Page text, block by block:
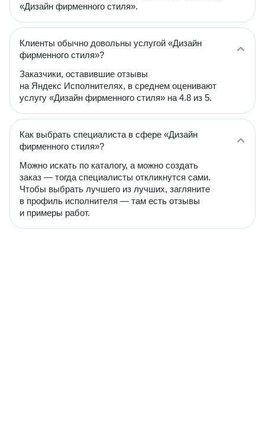
«Дизайн фирменного стиля».
Клиенты обычно довольны услугой «Дизайн
фирменного стиля»?
Заказчики, оставившие отзывы
на Яндекс Исполнителях, в среднем оценивают
услугу «Дизайн фирменного стиля» на 4.8 из 5.
Как выбрать специалиста в сфере «Дизайн
фирменного стиля»?
Можно искать по каталогу, а можно создать
заказ — тогда специалисты откликнутся сами.
Чтобы выбрать лучшего из лучших, загляните
в профиль исполнителя — там есть отзывы
и примеры работ.